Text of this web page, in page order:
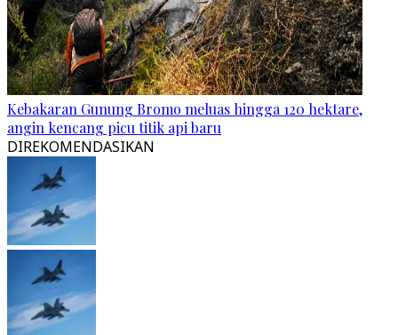
Kebakaran Gunung Bromo meluas hingga 120 hektare,
angin kencang picu titik api baru
DIREKOMENDASIKAN